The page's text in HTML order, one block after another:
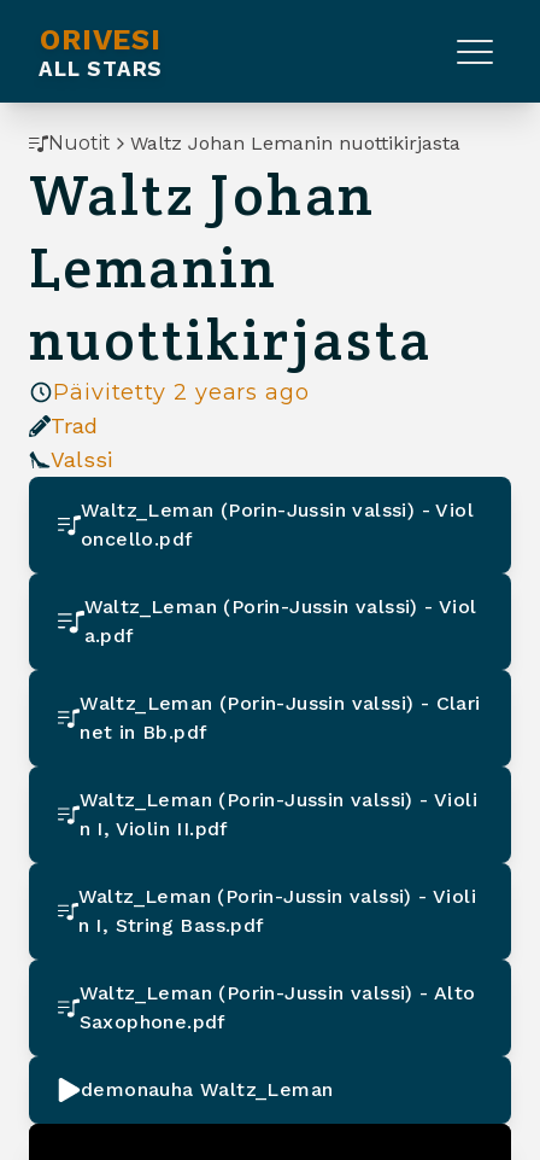
ORIVESI
ALL STARS
Nuotit Waltz Johan Lemanin nuottikirjasta
Waltz Johan
Lemanin
nuottikirjasta
Päivitetty 2 years ago
Trad
Valssi
Waltz_Leman (Porin-Jussin valssi) - Viol
oncello.pdf
Waltz_Leman (Porin-Jussin valssi) - Viol
a.pdf
Waltz_Leman (Porin-Jussin valssi) - Clari
net in Bb.pdf
Waltz_Leman (Porin-Jussin valssi) - Violi
n I, Violin II.pdf
Waltz_Leman (Porin-Jussin valssi) - Violi
n I, String Bass.pdf
Waltz_Leman (Porin-Jussin valssi) - Alto
Saxophone.pdf
demonauha Waltz_Leman